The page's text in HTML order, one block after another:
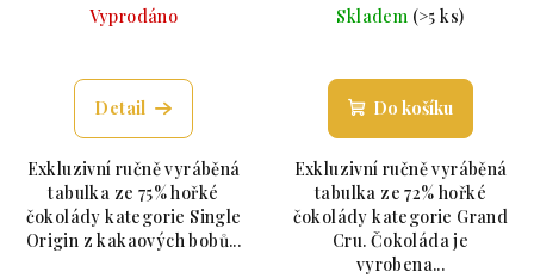
Vyprodáno
Detail
Exkluzivní ručně vyráběná
tabulka ze 75% hořké
čokolády kategorie Single
Origin z kakaových bobů...
Skladem (>5 ks)
Do košíku
Exkluzivní ručně vyráběná
tabulka ze 72% hořké
čokolády kategorie Grand
Cru. Čokoláda je
vyrobena...